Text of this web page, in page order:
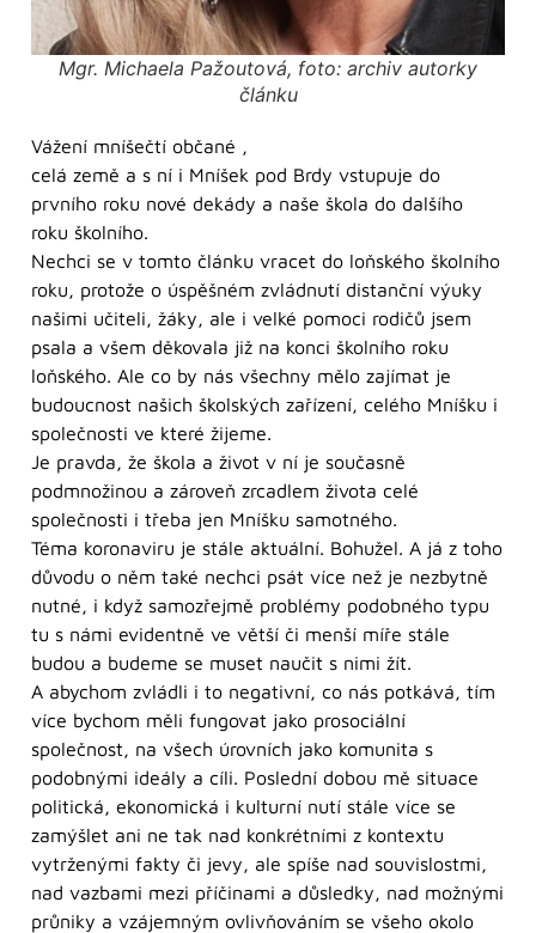
Mgr. Michaela Pažoutová, foto: archiv autorky
článku
Vážení mníšečtí občané ,
celá země a s ní i Mníšek pod Brdy vstupuje do
prvního roku nové dekády a naše škola do dalšího
roku školního.
Nechci se v tomto článku vracet do loňského školního
roku, protože o úspěšném zvládnutí distanční výuky
našimi učiteli, žáky, ale i velké pomoci rodičů jsem
psala a všem děkovala již na konci školního roku
loňského. Ale co by nás všechny mělo zajímat je
budoucnost našich školských zařízení, celého Mníšku i
společnosti ve které žijeme.
Je pravda, že škola a život v ní je současně
podmnožinou a zároveň zrcadlem života celé
společnosti i třeba jen Mníšku samotného.
Téma koronaviru je stále aktuální. Bohužel. A já z toho
důvodu o něm také nechci psát více než je nezbytně
nutné, i když samozřejmě problémy podobného typu
tu s námi evidentně ve větší či menší míře stále
budou a budeme se muset naučit s nimi žít.
A abychom zvládli i to negativní, co nás potkává, tím
více bychom měli fungovat jako prosociální
společnost, na všech úrovních jako komunita s
podobnými ideály a cíli. Poslední dobou mě situace
politická, ekonomická i kulturní nutí stále více se
zamýšlet ani ne tak nad konkrétními z kontextu
vytrženými fakty či jevy, ale spíše nad souvislostmi,
nad vazbami mezi příčinami a důsledky, nad možnými
průniky a vzájemným ovlivňováním se všeho okolo